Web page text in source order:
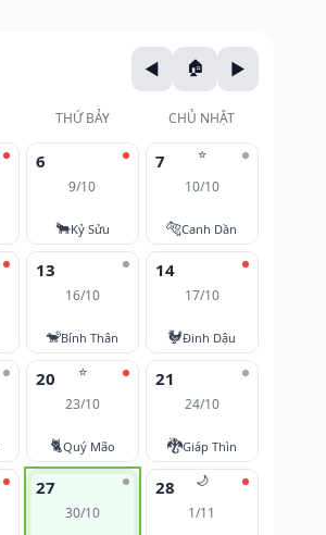
THỨ BẢY CHỦ NHẬT
6
9/10
🐂Kỷ Sửu
⭐
7
10/10
🐅Canh Dần
13
16/10
🐒Bính Thân
14
17/10
🐓Đinh Dậu
⭐
20
23/10
🐈Quý Mão
21
24/10
🐉Giáp Thìn
27
30/10
🌙
28
1/11